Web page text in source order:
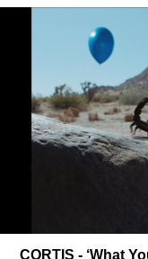
CORTIS - ‘What